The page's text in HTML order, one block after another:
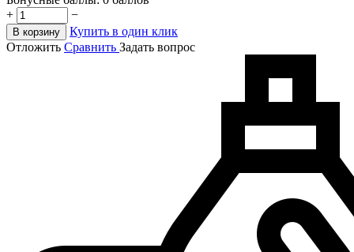
+
−
В корзину
Купить в один клик
Отложить Сравнить Задать вопрос